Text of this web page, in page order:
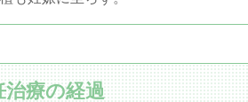
療の経過